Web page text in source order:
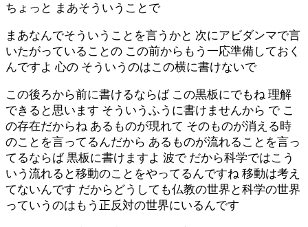
ちょっと まあそういうことで
まあなんでそういうことを言うかと 次にアビダンマで言
いたがっていることの この前からもう一応準備しておく
んですよ 心の そういうのはこの横に書けないで
この後ろから前に書けるならば この黒板にでもね 理解
できると思います そういうふうに書けませんから で こ
の存在だからね あるものが現れて そのものが消える時
のことを言ってるんだから あるものが流れることを言っ
てるならば 黒板に書けますよ 波で だから科学ではこう
いう流れると移動のことをやってるんですね 移動は考え
てないんです だからどうしても仏教の世界と科学の世界
っていうのはもう正反対の世界にいるんです